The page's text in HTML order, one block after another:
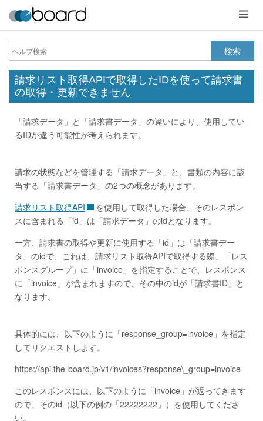
メ
ニ
ュ
ー
検索
請求リスト取得APIで取得したIDを使って請求書
の取得・更新できません
「請求データ」と「請求書データ」の違いにより、使用してい
るIDが違う可能性が考えられます。
請求の状態などを管理する「請求データ」と、書類の内容に該
当する「請求書データ」の2つの概念があります。
請求リスト取得API
を使用して取得した場合、そのレスポン
スに含まれる「id」は「請求データ」のidとなります。
一方、請求書の取得や更新に使用する「id」は「請求書デー
タ」のidで、これは、請求リスト取得APIで取得する際、「レス
ポンスグループ」に「invoice」を指定することで、レスポンス
に「invoice」が含まれますので、その中のidが「請求書ID」と
なります。
具体的には、以下のように「response_group=invoice」を指定
してリクエストします。
https://api.the-board.jp/v1/invoices?response\_group=invoice
このレスポンスには、以下のように「invoice」が返ってきます
ので、そのid（以下の例の「22222222」）を使用してくださ
い。